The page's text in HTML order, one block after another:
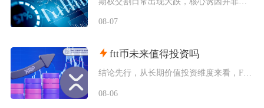
08-07
ftt币未来值得投资吗
结论先行，从长期价值投资维度来看，FTT币并不值得普通投资者布局，它仅适合风险承受能力极强
08-06